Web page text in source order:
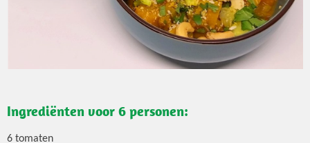
Ingrediënten voor 6 personen:
6 tomaten